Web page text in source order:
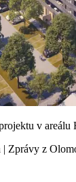
v areálu
| Zprávy z